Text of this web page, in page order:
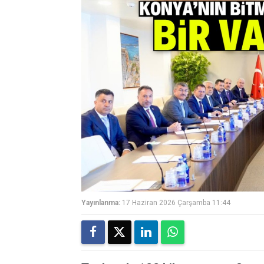
Yayınlanma: 17 Haziran 2026 Çarşamba 11:44